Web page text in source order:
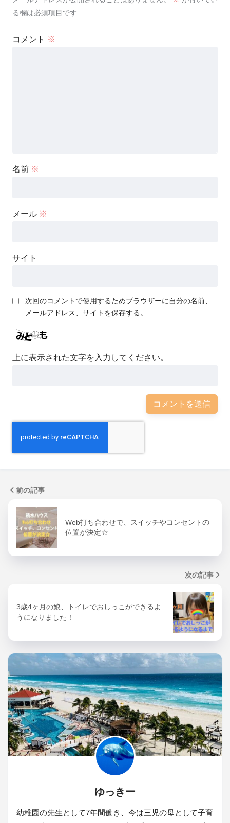
る欄は必須項目です
コメント ※
名前 ※
メール ※
サイト
次回のコメントで使用するためブラウザーに自分の名前、
メールアドレス、サイトを保存する。
上に表示された文字を入力してください。
前の記事
Web打ち合わせで、スイッチやコンセントの
位置が決定☆
次の記事
3歳4ヶ月の娘、トイレでおしっこができるよ
うになりました！
ゆっきー
幼稚園の先生として7年間働き、今は三児の母として子育